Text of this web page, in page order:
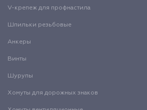
V-крепеж для профнастила
Шпильки резьбовые
Анкеры
Винты
Шурупы
Хомуты для дорожных знаков